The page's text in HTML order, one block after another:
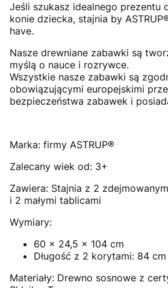
Jeśli szukasz idealnego prezentu
konie dziecka, stajnia by
have.
Nasze drewniane zabawki są
myślą o nauce i rozrywce.
Wszystkie nasze zabawki są
obowiązującymi europejskimi
bezpieczeństwa zabawek i
Marka: firmy ASTRUP®
Zalecany wiek od: 3+
Zawiera: Stajnia z 2
i 2 małymi tablicami
Wymiary:
60 x 24,5 x 104 cm
Długość z 2 korytami: 84 cm
Materiały: Drewno sosnowe z